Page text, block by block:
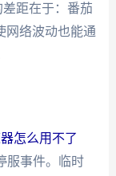
差距在于：番茄
网络波动也能通
怎么用不了
服事件。临时